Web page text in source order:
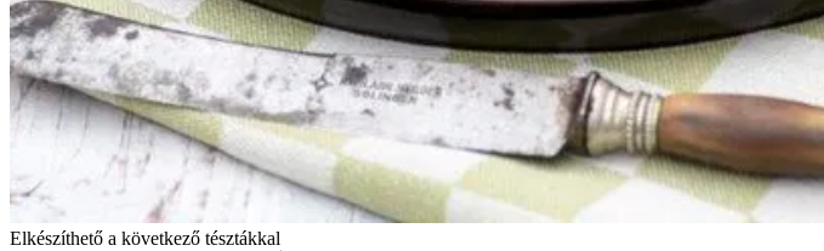
Elkészíthető a következő tésztákkal